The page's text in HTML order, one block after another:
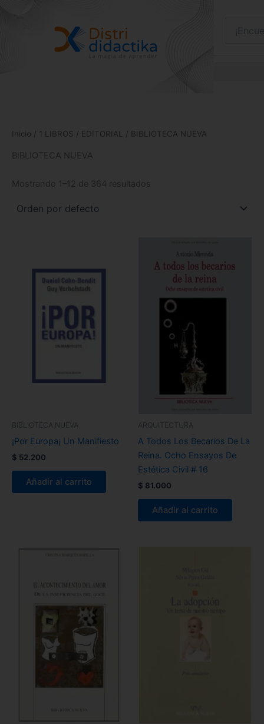
Inicio / 1 LIBROS / EDITORIAL / BIBLIOTECA NUEVA
BIBLIOTECA NUEVA
Mostrando 1–12 de 364 resultados
BIBLIOTECA NUEVA
¡Por Europa¡ Un Manifiesto
$ 52.200
Añadir al carrito
ARQUITECTURA
A Todos Los Becarios De La
Reina. Ocho Ensayos De
Estética Civil # 16
$ 81.000
Añadir al carrito